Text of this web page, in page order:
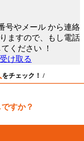
号やメール から連絡
ますので、もし電話
ください ！
をチェック！ /
すか？